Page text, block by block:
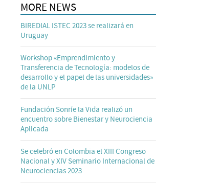
MORE NEWS
BIREDIAL ISTEC 2023 se realizará en
Uruguay
Workshop «Emprendimiento y
Transferencia de Tecnología: modelos de
desarrollo y el papel de las universidades»
de la UNLP
Fundación Sonríe la Vida realizó un
encuentro sobre Bienestar y Neurociencia
Aplicada
Se celebró en Colombia el XIII Congreso
Nacional y XIV Seminario Internacional de
Neurociencias 2023